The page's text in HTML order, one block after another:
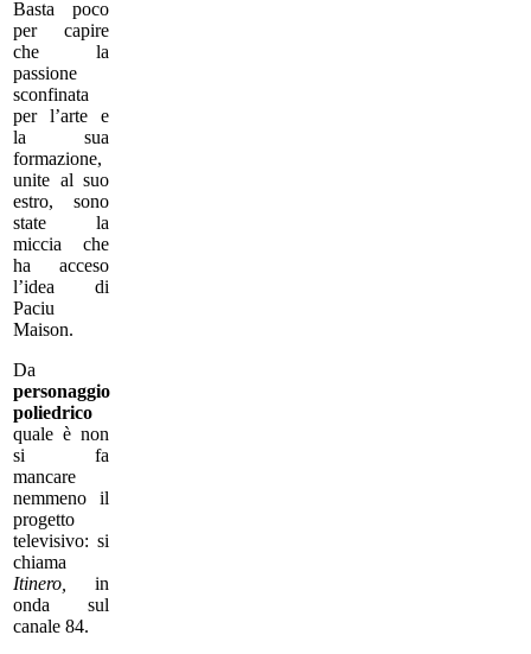
Basta poco
per capire
che la
passione
sconfinata
per l’arte e
la sua
formazione,
unite al suo
estro, sono
state la
miccia che
ha acceso
l’idea di
Paciu
Maison.
Da
personaggio
poliedrico
quale è non
si fa
mancare
nemmeno il
progetto
televisivo: si
chiama
Itinero, in
onda sul
canale 84.